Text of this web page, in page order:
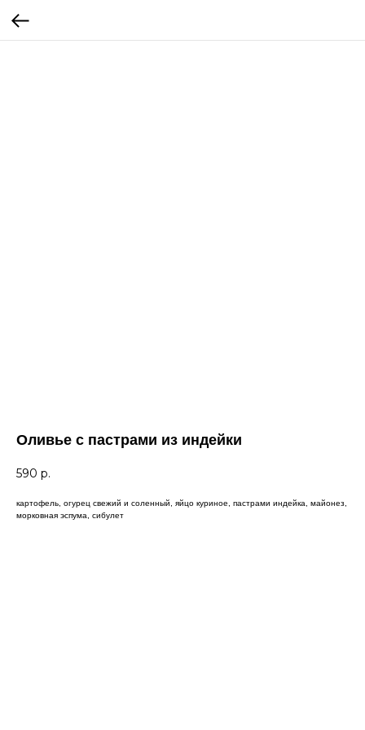
Оливье с пастрами из индейки
590 р.
картофель, огурец свежий и соленный, яйцо куриное, пастрами индейка, майонез,
морковная эспума, сибулет